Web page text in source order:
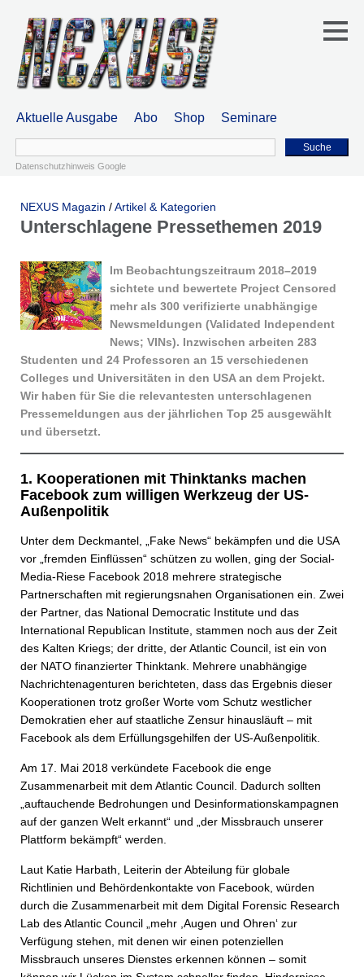
Aktuelle Ausgabe Abo Shop Seminare
Suche
Datenschutzhinweis Google
NEXUS Magazin /Artikel & Kategorien
Unterschlagene Pressethemen 2019
Im Beobachtungszeitraum 2018–2019
sichtete und bewertete Project Censored
mehr als 300 verifizierte unabhängige
Newsmeldungen (Validated Independent
News; VINs). Inzwischen arbeiten 283
Studenten und 24 Professoren an 15 verschiedenen
Colleges und Universitäten in den USA an dem Projekt.
Wir haben für Sie die relevantesten unterschlagenen
Pressemeldungen aus der jährlichen Top 25 ausgewählt
und übersetzt.
1. Kooperationen mit Thinktanks machen
Facebook zum willigen Werkzeug der US-
Außenpolitik
Unter dem Deckmantel, „Fake News“ bekämpfen und die USA
vor „fremden Einflüssen“ schützen zu wollen, ging der Social-
Media-Riese Facebook 2018 mehrere strategische
Partnerschaften mit regierungsnahen Organisationen ein. Zwei
der Partner, das National Democratic Institute und das
International Republican Institute, stammen noch aus der Zeit
des Kalten Kriegs; der dritte, der Atlantic Council, ist ein von
der NATO finanzierter Thinktank. Mehrere unabhängige
Nachrichtenagenturen berichteten, dass das Ergebnis dieser
Kooperationen trotz großer Worte vom Schutz westlicher
Demokratien eher auf staatliche Zensur hinausläuft – mit
Facebook als dem Erfüllungsgehilfen der US-Außenpolitik.
Am 17. Mai 2018 verkündete Facebook die enge
Zusammenarbeit mit dem Atlantic Council. Dadurch sollten
„auftauchende Bedrohungen und Desinformationskampagnen
auf der ganzen Welt erkannt“ und „der Missbrauch unserer
Plattform bekämpft“ werden.
Laut Katie Harbath, Leiterin der Abteilung für globale
Richtlinien und Behördenkontakte von Facebook, würden
durch die Zusammenarbeit mit dem Digital Forensic Research
Lab des Atlantic Council „mehr ,Augen und Ohren‘ zur
Verfügung stehen, mit denen wir einen potenziellen
Missbrauch unseres Dienstes erkennen können – somit